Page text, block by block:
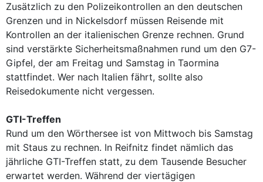
Zusätzlich zu den Polizeikontrollen an den deutschen
Grenzen und in Nickelsdorf müssen Reisende mit
Kontrollen an der italienischen Grenze rechnen. Grund
sind verstärkte Sicherheitsmaßnahmen rund um den G7-
Gipfel, der am Freitag und Samstag in Taormina
stattfindet. Wer nach Italien fährt, sollte also
Reisedokumente nicht vergessen.
GTI-Treffen
Rund um den Wörthersee ist von Mittwoch bis Samstag
mit Staus zu rechnen. In Reifnitz findet nämlich das
jährliche GTI-Treffen statt, zu dem Tausende Besucher
erwartet werden. Während der viertägigen